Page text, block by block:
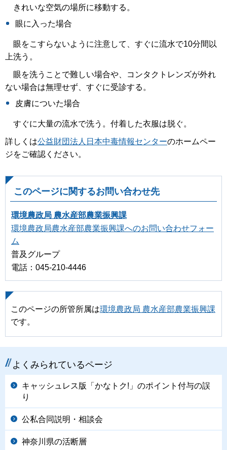
きれいな空気の場所に移動する。
眼に入った場合
眼をこすらないように注意して、すぐに流水で10分間以
上洗う。
眼を洗うことで難しい場合や、コンタクトレンズが外れ
ない場合は無理せず、すぐに受診する。
皮膚についた場合
すぐに大量の流水で洗う。付着した衣服は脱ぐ。
詳しくは公益財団法人日本中毒情報センターのホームペー
ジをご確認ください。
このページに関するお問い合わせ先
環境農政局 農水産部農業振興課
環境農政局農水産部農業振興課へのお問い合わせフォー
ム
普及グループ
電話：045-210-4446
このページの所管所属は環境農政局 農水産部農業振興課
です。
よくみられているページ
キャッシュレス版「かなトク!」のポイント付与の誤
り
公私合同説明・相談会
神奈川県の活断層